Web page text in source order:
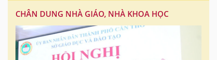
CHÂN DUNG NHÀ GIÁO, NHÀ KHOA HỌC